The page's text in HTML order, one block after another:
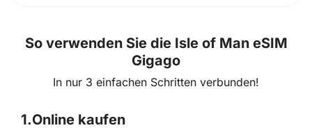
So verwenden Sie die Isle of Man eSIM
Gigago
In nur 3 einfachen Schritten verbunden!
1.Online kaufen